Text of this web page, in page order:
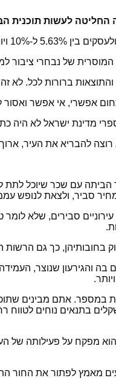
לעשות תוכנית הבראה
ל-10% ויותר.
של נבחרי ציבור
ברורות לכל. לא זה
אפשרי, אי אפשר ואסור
מדינת ישראל לא היה
להבריא את העיר,
עם שכר שיוכל לתת
סביר, ולצאת לנופש
סבירים, שלא לומר
בחובותיהן, כך גם הרשות
והגירעון שנוצר,
במספר. אתם מבינים
בתנאים נוחים
מפקח על פעילותה של
מאמץ לפתור את החור